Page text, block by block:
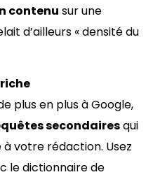
contenu sur une
d’ailleurs « densité du
plus en plus à Google,
secondairesqui
votre rédaction. Usez
le dictionnaire de